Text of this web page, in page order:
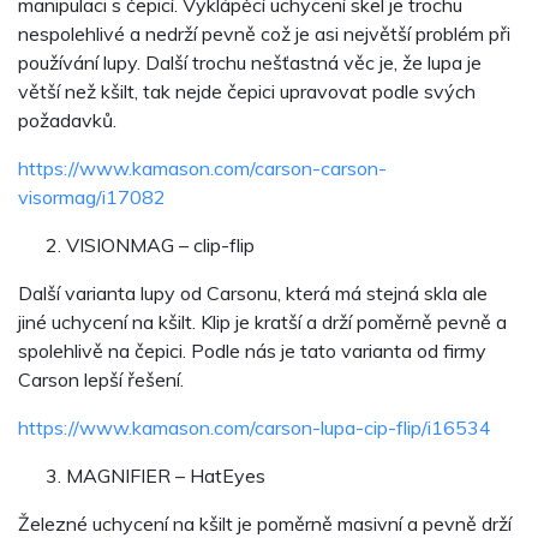
nespolehlivé a nedrží pevně což je asi největší problém při
používání lupy. Další trochu nešťastná věc je, že lupa je
větší než kšilt, tak nejde čepici upravovat podle svých
požadavků.
https://www.kamason.com/carson-carson-
visormag/i17082
VISIONMAG – clip-flip
Další varianta lupy od Carsonu, která má stejná skla ale
jiné uchycení na kšilt. Klip je kratší a drží poměrně pevně a
spolehlivě na čepici. Podle nás je tato varianta od firmy
Carson lepší řešení.
https://www.kamason.com/carson-lupa-cip-flip/i16534
MAGNIFIER – HatEyes
Železné uchycení na kšilt je poměrně masivní a pevně drží